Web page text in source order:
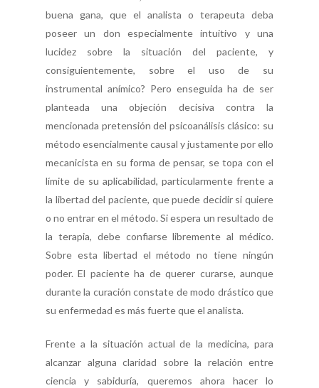
buena gana, que el analista o terapeuta deba
poseer un don especialmente intuitivo y una
lucidez sobre la situación del paciente, y
consiguientemente, sobre el uso de su
instrumental anímico? Pero enseguida ha de ser
planteada una objeción decisiva contra la
mencionada pretensión del psicoanálisis clásico: su
método esencialmente causal y justamente por ello
mecanicista en su forma de pensar, se topa con el
límite de su aplicabilidad, particularmente frente a
la libertad del paciente, que puede decidir si quiere
o no entrar en el método. Si espera un resultado de
la terapia, debe confiarse libremente al médico.
Sobre esta libertad el método no tiene ningún
poder. El paciente ha de querer curarse, aunque
durante la curación constate de modo drástico que
su enfermedad es más fuerte que el analista.
Frente a la situación actual de la medicina, para
alcanzar alguna claridad sobre la relación entre
ciencia y sabiduría, queremos ahora hacer lo
Contacto
Suscripción
Pagar
Pagar
Argentina